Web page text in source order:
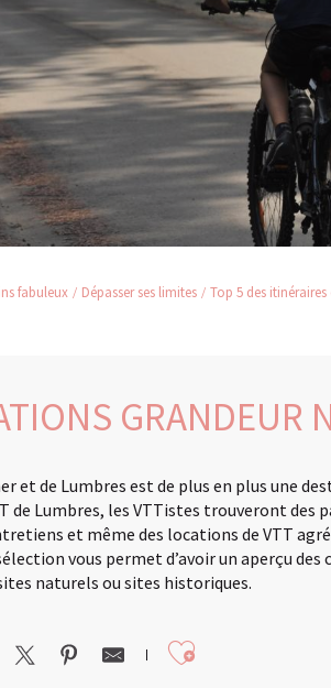
fabuleux Dépasser ses limites Top 5 des itinéraires
GRANDEUR
et de Lumbres est de plus en plus une
Lumbres, les VTTistes trouveront des
et même des locations de VTT
vous permet d’avoir un aperçu
naturels ou sites historiques.
Ajouter